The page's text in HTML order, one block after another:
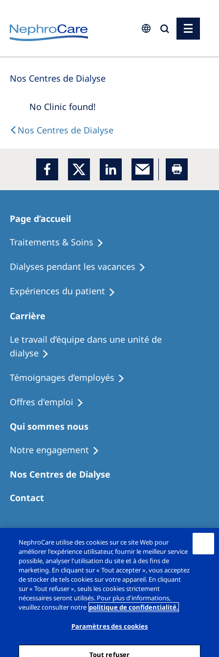
Europe
Czech Republic
Israel
Netherlands
Poland
Romania
Russia
Serbia
Spain
Sweden
Switzerland
United Kingdom
Asia Pacific
Asia Pacific
Philippines
Global Website
Nos Centres de Dialyse
No Clinic found!
Nos Centres de Dialyse
Page d’accueil
Traitements & Soins
Dialyses pendant les vacances
Expériences du patient
Carrière
Le travail d’équipe dans une unité de
dialyse
Témoignages d’employés
Offres d'emploi
Qui sommes nous
Notre engagement
Nos Centres de Dialyse
Contact
Copyright© Fresenius Medical Care France SAS
2026. All rights reserved.
Mentions légales
Politique de confidentialité
NephroCare utilise des cookies sur ce site Web pour
améliorer l'expérience utilisateur, fournir le meilleur service
possible, analyser l'utilisation du site et à des fins de
marketing. En cliquant sur « Tout accepter », vous acceptez
de stocker de tels cookies sur votre appareil. En cliquant
sur « Tout refuser », seuls les cookies strictement
nécessaires seront utilisés. Pour plus d'informations,
veuillez consulter notre politique de confidentialité.
Paramètres des cookies
Tout refuser